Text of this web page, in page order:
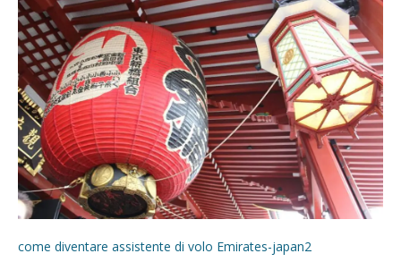
come diventare assistente di volo Emirates-japan2